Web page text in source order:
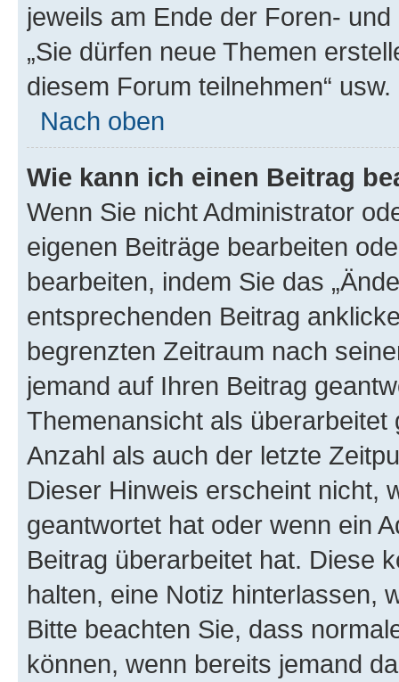
jeweils am Ende der Foren-
„Sie dürfen neue Themen
diesem Forum teilnehmen“ usw.
Nach oben
Wie kann ich einen Beitrag
Wenn Sie nicht Administrator
eigenen Beiträge bearbeiten
bearbeiten, indem Sie das
entsprechenden Beitrag
begrenzten Zeitraum nach
jemand auf Ihren Beitrag
Themenansicht als
Anzahl als auch der letzte
Dieser Hinweis erscheint nicht,
geantwortet hat oder wenn ein
Beitrag überarbeitet hat. Diese
halten, eine Notiz hinterlassen,
Bitte beachten Sie, dass
können, wenn bereits jemand